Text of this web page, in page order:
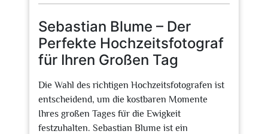
2026
Sebastian Blume – Der
Perfekte Hochzeitsfotograf
für Ihren Großen Tag
Die Wahl des richtigen Hochzeitsfotografen ist
entscheidend, um die kostbaren Momente
Ihres großen Tages für die Ewigkeit
festzuhalten. Sebastian Blume ist ein